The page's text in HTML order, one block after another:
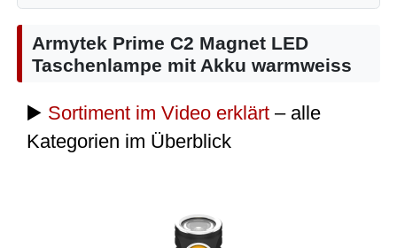
Armytek Prime C2 Magnet LED
Taschenlampe mit Akku warmweiss
▶️ Sortiment im Video erklärt – alle
Kategorien im Überblick